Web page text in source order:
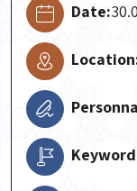
Date: